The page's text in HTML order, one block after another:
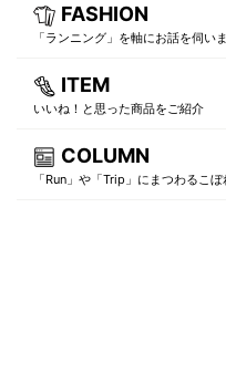
FASHION
「ランニング」を軸にお話を伺い
ITEM
いいね！と思った商品をご紹介
COLUMN
「Run」や「Trip」にまつわるこ